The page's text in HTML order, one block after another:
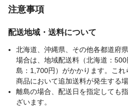
注意事項
配送地域・送料について
北海道、沖縄県、その他各都道府
場合は、地域配送料（北海道：
島：1,700円）がかかります。こ
商品において追加送料が発生する
離島の場合、配送日を指定しても
ざいます。